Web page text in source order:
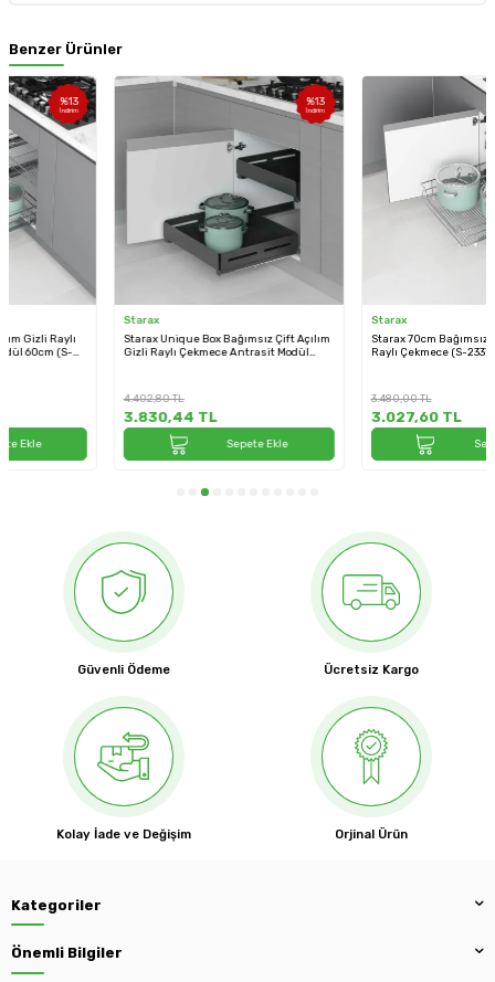
Benzer Ürünler
13
Starax Unique Box Bağımsız Çift Açılım
Gizli Raylı Çekmece Antrasit Modül
Sepete Ekle
İndirim
Starax 70cm Bağımsız Çift Açılım Gizli
Raylı Çekmece (S-2337-C)
Sepete Ekle
Güvenli Ödeme Ücretsiz Kargo
Kolay İade ve Değişim Orjinal Ürün
Kategoriler
Önemli Bilgiler